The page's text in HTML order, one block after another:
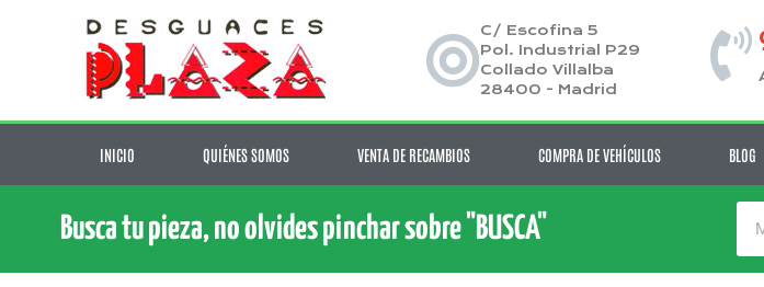
C/ Escofina 5
Pol. Industrial P29
Collado Villalba
28400 - Madrid
INICIO QUIÉNES SOMOS VENTA DE RECAMBIOS COMPRA DE VEHÍCULOS BLOG
Busca tu pieza, no olvides pinchar sobre "BUSCA"